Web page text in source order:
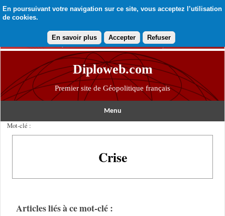
En poursuivant votre navigation sur ce site, vous acceptez l’utilisation
de cookies.
En savoir plus Accepter Refuser
Diploweb.com
Premier site de Géopolitique français
Menu
Mot-clé :
Crise
Articles liés à ce mot-clé :